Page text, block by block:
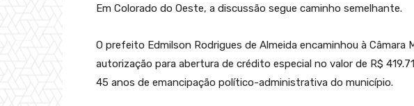
Em Colorado do Oeste, a discussão segue caminho semelhante.
O prefeito Edmilson Rodrigues de Almeida encaminhou à Câmara
autorização para abertura de crédito especial no valor de R$
45 anos de emancipação político-administrativa do município.